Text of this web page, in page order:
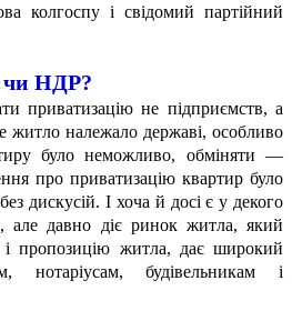
колгоспу і свідомий партійний
чи НДР?
приватизацію не підприємств, а
належало державі, особливо
було неможливо, обміняти —
про приватизацію квартир було
дискусій. І хоча й досі є у декого
але давно діє ринок житла, який
пропозицію житла, дає широкий
нотаріусам, будівельникам і